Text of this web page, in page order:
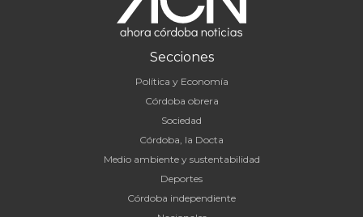
Secciones
Política y Economía
Córdoba obrera
Sociedad
Córdoba, la Docta
Medio ambiente y sustentabilidad
Deportes
Córdoba independiente